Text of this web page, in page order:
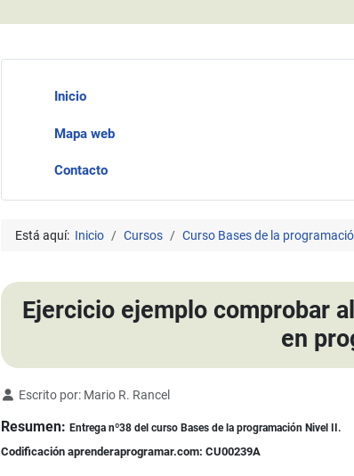
Inicio
Mapa web
Contacto
Está aquí: Inicio Cursos Curso Bases de la
Ejercicio ejemplo comprobar
en
Detalles
Escrito por: Mario R. Rancel
Resumen: Entrega nº38 del curso Bases de la programación Nivel II.
Codificación aprenderaprogramar.com: CU00239A